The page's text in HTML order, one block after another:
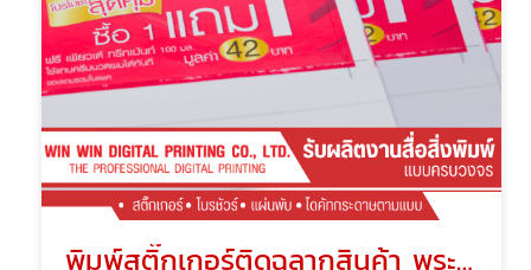
พิมพ์สติ๊กเกอร์ติดฉลากสินค้า พระราม2